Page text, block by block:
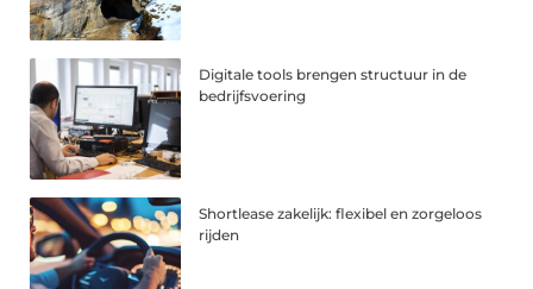
Digitale tools brengen structuur in de
bedrijfsvoering
Shortlease zakelijk: flexibel en zorgeloos
rijden